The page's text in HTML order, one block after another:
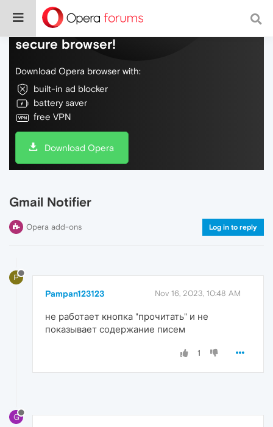
Do more on the web, with a fast and
secure browser!
Download Opera browser with:
built-in ad blocker
battery saver
free VPN
Download Opera
Gmail Notifier
Opera add-ons Log in to reply
P
Pampan123123 Nov 16, 2023, 10:48 AM
не работает кнопка "прочитать" и не
показывает содержание писем
1
G